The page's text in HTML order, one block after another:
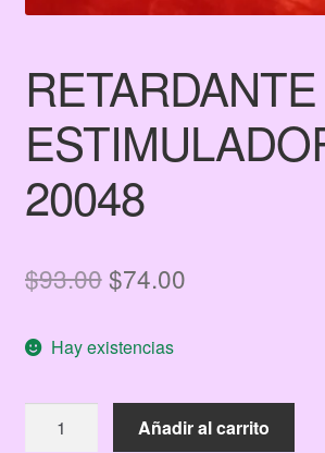
20048
$93.00El
original
era:
$93.00.
$74.00El
es:
$74.00.
Hay existencias
Añadir al carrito